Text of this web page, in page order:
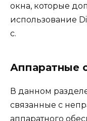
окна, которые
использование
с.
Аппаратные
В данном
связанные с
аппаратного